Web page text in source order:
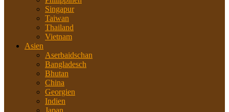
Singapur
Taiwan
Thailand
Vietnam
Asien
Aserbaidschan
Bangladesch
Bhutan
China
Georgien
Indien
Japan